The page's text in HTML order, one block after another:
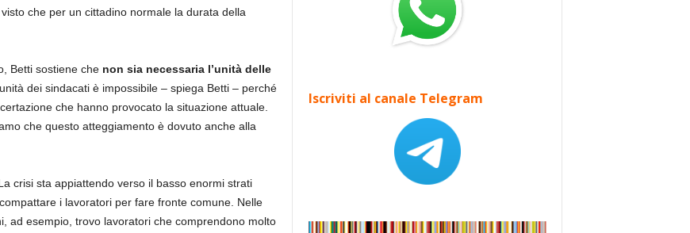
che per un cittadino normale la durata della
Betti sostiene che non sia necessaria l’unità delle
dei sindacati è impossibile – spiega Betti – perché
che hanno provocato la situazione attuale.
che questo atteggiamento è dovuto anche alla
crisi sta appiattendo verso il basso enormi strati
i lavoratori per fare fronte comune. Nelle
ad esempio, trovo lavoratori che comprendono molto
Iscriviti al canale Telegram